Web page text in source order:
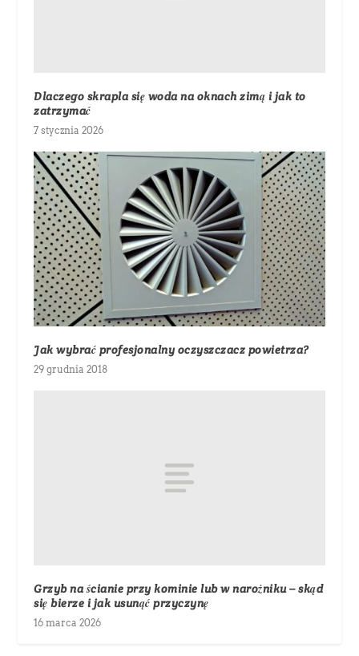
Dlaczego skrapla się woda na oknach zimą i jak to
zatrzymać
7 stycznia 2026
Jak wybrać profesjonalny oczyszczacz powietrza?
29 grudnia 2018
Grzyb na ścianie przy kominie lub w narożniku – skąd
się bierze i jak usunąć przyczynę
16 marca 2026